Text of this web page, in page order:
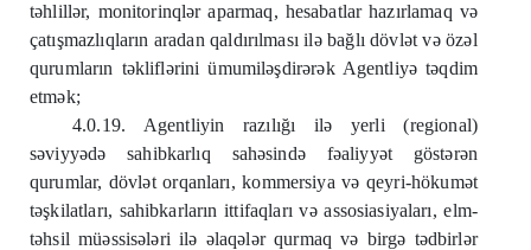
təhlillər, monitorinqlər aparmaq, hesabatlar hazırlamaq və
çatışmazlıqların aradan qaldırılması iləbağlı dövlət vəözəl
qurumların təkliflərini ümumiləşdirərək Agentliyə təqdim
etmək;
4.0.19. Agentliyin razılığı ilə yerli (regional)
səviyyədə sahibkarlıq sahəsindəfəaliyyət göstərən
qurumlar, dövlət orqanları, kommersiya və qeyri-hökumət
təşkilatları, sahibkarların ittifaqları vəassosiasiyaları, elm-
təhsil müəssisələri ilə əlaqələr qurmaq və birgə tədbirlər